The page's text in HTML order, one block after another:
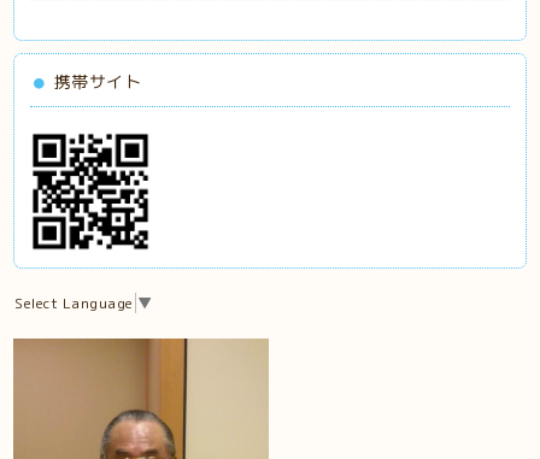
携帯サイト
Select Language ▼